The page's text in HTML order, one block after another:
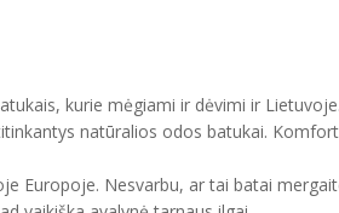
kurie mėgiami ir dėvimi ir
natūralios odos batukai.
Europoje. Nesvarbu, ar tai batai